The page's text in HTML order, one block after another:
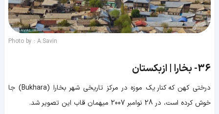
Photo by : A.Savin
36- بخارا | ازبکستان
درختی کهن که کنار یک موزه در مرکز تاریخی شهر بخارا (Bukhara) جا
خوش کرده است، در 28 نوامبر 2007 میهمان قاب این تصویر شد.